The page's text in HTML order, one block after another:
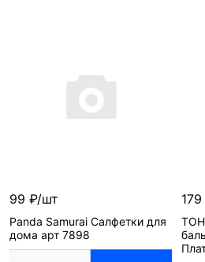
99 ₽/шт
Panda Samurai Салфетки для
дома арт 7898